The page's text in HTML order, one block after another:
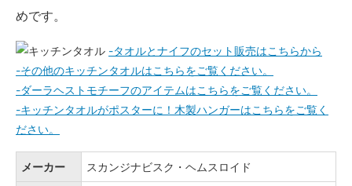
めです。
-タオルとナイフのセット販売はこちらから
-その他のキッチンタオルはこちらをご覧ください。
-ダーラヘストモチーフのアイテムはこちらをご覧ください。
-キッチンタオルがポスターに！木製ハンガーはこちらをご覧く
ださい。
メーカー スカンジナビスク・ヘムスロイド